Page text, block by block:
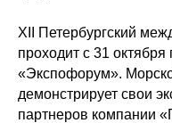
XII Петербургский
проходит с 31
«Экспофорум».
демонстрирует свои
партнеров компании